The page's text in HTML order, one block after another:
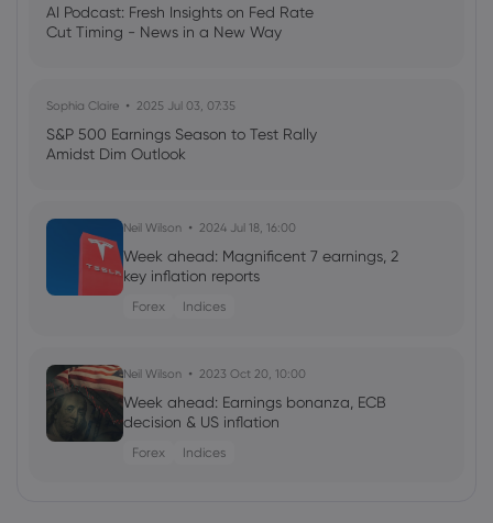
AI Podcast: Fresh Insights on Fed Rate
Cut Timing - News in a New Way
Sophia Claire 2025 Jul 03, 07:35
S&P 500 Earnings Season to Test Rally
Amidst Dim Outlook
Neil Wilson 2024 Jul 18, 16:00
Week ahead: Magnificent 7 earnings, 2
key inflation reports
Forex Indices
Neil Wilson 2023 Oct 20, 10:00
Week ahead: Earnings bonanza, ECB
decision & US inflation
Forex Indices